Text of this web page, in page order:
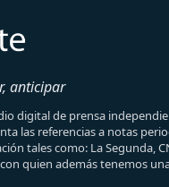
anticipar
digital de prensa
las referencias a notas
tales como: La Segunda,
quien además tenemos